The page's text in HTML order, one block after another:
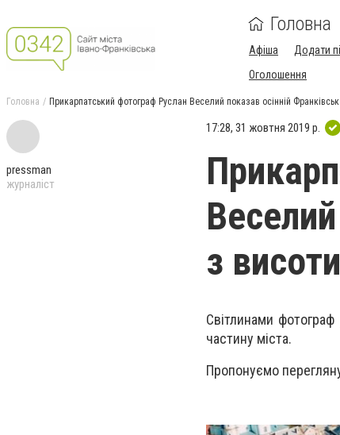
Головна
Афіша Додати
Оголошення
Головна Прикарпатський фотограф Руслан Веселий показав осінній
pressman
журналіст
17:28, 31 жовтня 2019 р.
з
Світлинами фотограф
частину міста.
Пропонуємо